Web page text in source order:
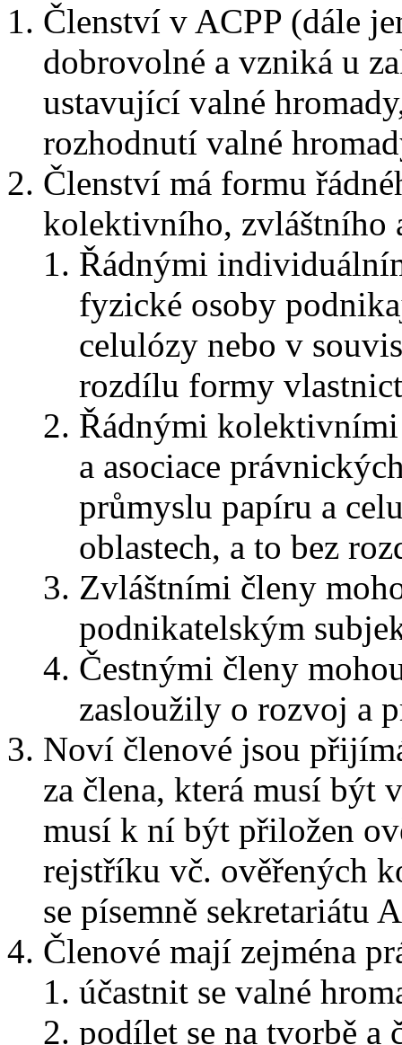
Členství v ACPP (dále
dobrovolné a vzniká u
ustavující valné
rozhodnutí valné
Členství má formu
kolektivního, zvláštního
Řádnými
fyzické osoby
celulózy nebo v
rozdílu formy
Řádnými
a asociace
průmyslu papíru a
oblastech, a to bez
Zvláštními členy
podnikatelským
Čestnými členy
zasloužily o rozvoj a
Noví členové jsou
za člena, která musí být
musí k ní být přiložen
rejstříku vč. ověřených
se písemně sekretariátu
Členové mají zejména
účastnit se valné
podílet se na tvorbě a